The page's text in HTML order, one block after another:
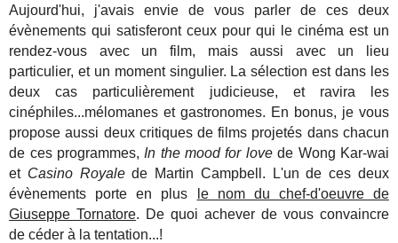
Aujourd'hui, j'avais envie de vous parler de ces deux
évènements qui satisferont ceux pour qui le cinéma est un
rendez-vous avec un film, mais aussi avec un lieu
particulier, et un moment singulier. La sélection est dans les
deux cas particulièrement judicieuse, et ravira les
cinéphiles...mélomanes et gastronomes. En bonus, je vous
propose aussi deux critiques de films projetés dans chacun
de ces programmes, In the mood for lovede Wong Kar-wai
et Casino Royalede Martin Campbell. L'un de ces deux
évènements porte en plus
le nom du chef-d'oeuvre de
Giuseppe Tornatore. De quoi achever de vous convaincre
de céder à la tentation...!